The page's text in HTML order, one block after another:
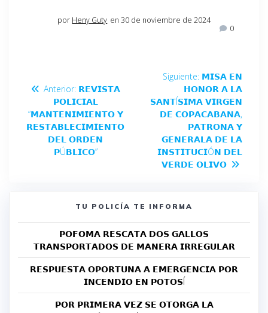
por Heny Guty en 30 de noviembre de 2024
0
Anterior: 𝗥𝗘𝗩𝗜𝗦𝗧𝗔
𝗣𝗢𝗟𝗜𝗖𝗜𝗔𝗟
“𝗠𝗔𝗡𝗧𝗘𝗡𝗜𝗠𝗜𝗘𝗡𝗧𝗢 𝗬
𝗥𝗘𝗦𝗧𝗔𝗕𝗟𝗘𝗖𝗜𝗠𝗜𝗘𝗡𝗧𝗢
𝗗𝗘𝗟 𝗢𝗥𝗗𝗘𝗡
𝗣Ú𝗕𝗟𝗜𝗖𝗢”
Siguiente: 𝗠𝗜𝗦𝗔 𝗘𝗡
𝗛𝗢𝗡𝗢𝗥 𝗔 𝗟𝗔
𝗦𝗔𝗡𝗧Í𝗦𝗜𝗠𝗔 𝗩𝗜𝗥𝗚𝗘𝗡
𝗗𝗘 𝗖𝗢𝗣𝗔𝗖𝗔𝗕𝗔𝗡𝗔,
𝗣𝗔𝗧𝗥𝗢𝗡𝗔 𝗬
𝗚𝗘𝗡𝗘𝗥𝗔𝗟𝗔 𝗗𝗘 𝗟𝗔
𝗜𝗡𝗦𝗧𝗜𝗧𝗨𝗖𝗜Ó𝗡 𝗗𝗘𝗟
𝗩𝗘𝗥𝗗𝗘 𝗢𝗟𝗜𝗩𝗢
TU POLICÍA TE INFORMA
𝗣𝗢𝗙𝗢𝗠𝗔 𝗥𝗘𝗦𝗖𝗔𝗧𝗔 𝗗𝗢𝗦 𝗚𝗔𝗟𝗟𝗢𝗦
𝗧𝗥𝗔𝗡𝗦𝗣𝗢𝗥𝗧𝗔𝗗𝗢𝗦 𝗗𝗘 𝗠𝗔𝗡𝗘𝗥𝗔 𝗜𝗥𝗥𝗘𝗚𝗨𝗟𝗔𝗥
𝗥𝗘𝗦𝗣𝗨𝗘𝗦𝗧𝗔 𝗢𝗣𝗢𝗥𝗧𝗨𝗡𝗔 𝗔 𝗘𝗠𝗘𝗥𝗚𝗘𝗡𝗖𝗜𝗔 𝗣𝗢𝗥
𝗜𝗡𝗖𝗘𝗡𝗗𝗜𝗢 𝗘𝗡 𝗣𝗢𝗧𝗢𝗦Í
𝗣𝗢𝗥 𝗣𝗥𝗜𝗠𝗘𝗥𝗔 𝗩𝗘𝗭 𝗦𝗘 𝗢𝗧𝗢𝗥𝗚𝗔 𝗟𝗔